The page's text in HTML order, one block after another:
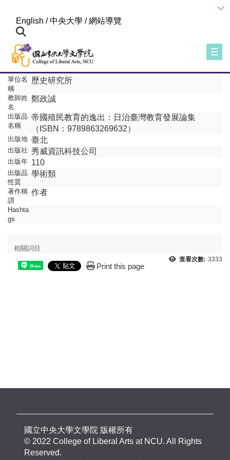
English /中央大學 /網站導覽
單位名
稱
歷史研究所
教師姓
名
鄭政誠
出版品
名稱
帝國殖民教育的逸出：日治臺灣教育發展論集
（ISBN：9789863269632）
出版地 臺北
出版社 秀威資訊科技公司
出版年 110
出版品
性質
學術類
著作稱
謂
作者
Hashta
gs
相關詞目
查看次數: 3333
Share Print this page
國立中央大學文學院 版權所有
© 2022 College of Liberal Arts at NCU. All Rights
Reserved.